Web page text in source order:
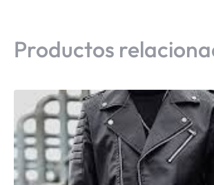
Productos